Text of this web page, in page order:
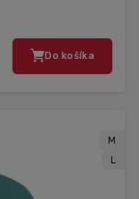
Do košíka
M
L